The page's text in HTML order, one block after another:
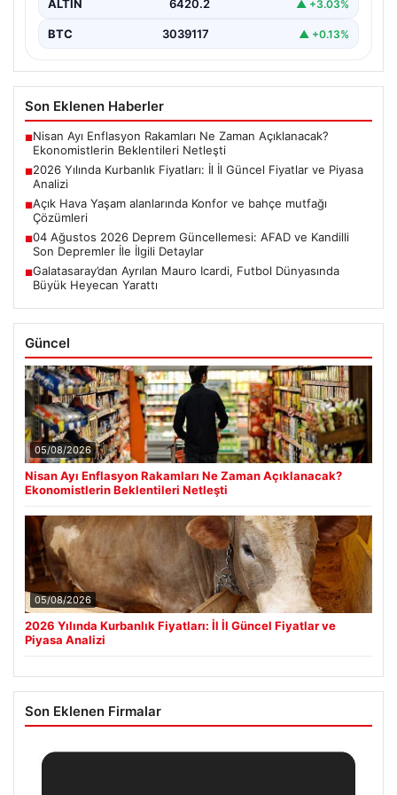
ALTIN 6420.2 ▲ +3.03%
BTC 3039117 ▲ +0.13%
Son Eklenen Haberler
■Nisan Ayı Enflasyon Rakamları Ne Zaman Açıklanacak?
Ekonomistlerin Beklentileri Netleşti
■2026 Yılında Kurbanlık Fiyatları: İl İl Güncel Fiyatlar ve Piyasa
Analizi
■Açık Hava Yaşam alanlarında Konfor ve bahçe mutfağı
Çözümleri
■04 Ağustos 2026 Deprem Güncellemesi: AFAD ve Kandilli
Son Depremler İle İlgili Detaylar
■Galatasaray’dan Ayrılan Mauro Icardi, Futbol Dünyasında
Büyük Heyecan Yarattı
Güncel
05/08/2026
Nisan Ayı Enflasyon Rakamları Ne Zaman Açıklanacak?
Ekonomistlerin Beklentileri Netleşti
05/08/2026
2026 Yılında Kurbanlık Fiyatları: İl İl Güncel Fiyatlar ve
Piyasa Analizi
Son Eklenen Firmalar